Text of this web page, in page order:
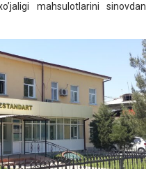
mahsulotlarini sinovdan